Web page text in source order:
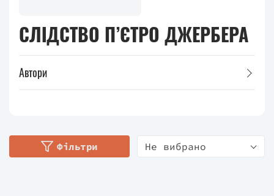
СЛІДСТВО П’ЄТРО ДЖЕРБЕРА
Автори
Фільтри Не вибрано